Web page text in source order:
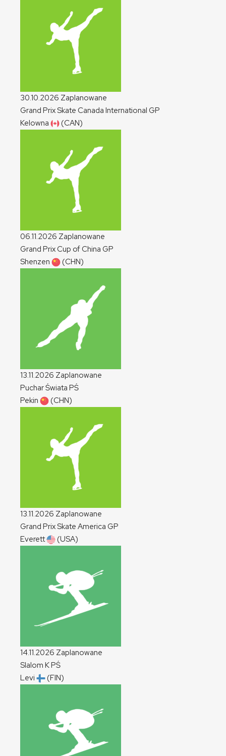
30.10.2026 Zaplanowane
Grand Prix Skate Canada International GP
Kelowna
(CAN)
06.11.2026 Zaplanowane
Grand Prix Cup of China GP
Shenzen
(CHN)
13.11.2026 Zaplanowane
Puchar Świata PŚ
Pekin
(CHN)
13.11.2026 Zaplanowane
Grand Prix Skate America GP
Everett
(USA)
14.11.2026 Zaplanowane
Slalom KPŚ
Levi
(FIN)